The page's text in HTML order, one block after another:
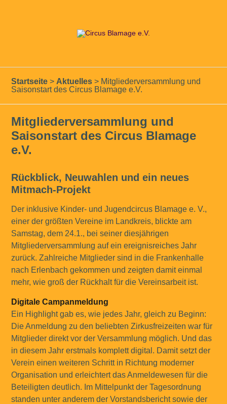
Startseite > Aktuelles > Mitgliederversammlung und
Saisonstart des Circus Blamage e.V.
Mitgliederversammlung und
Saisonstart des Circus Blamage
e.V.
Rückblick, Neuwahlen und ein neues
Mitmach-Projekt
Der inklusive Kinder- und Jugendcircus Blamage e. V.,
einer der größten Vereine im Landkreis, blickte am
Samstag, dem 24.1., bei seiner diesjährigen
Mitgliederversammlung auf ein ereignisreiches Jahr
zurück. Zahlreiche Mitglieder sind in die Frankenhalle
nach Erlenbach gekommen und zeigten damit einmal
mehr, wie groß der Rückhalt für die Vereinsarbeit ist.
Digitale Campanmeldung
Ein Highlight gab es, wie jedes Jahr, gleich zu Beginn:
Die Anmeldung zu den beliebten Zirkusfreizeiten war für
Mitglieder direkt vor der Versammlung möglich. Und das
in diesem Jahr erstmals komplett digital. Damit setzt der
Verein einen weiteren Schritt in Richtung moderner
Organisation und erleichtert das Anmeldewesen für die
Beteiligten deutlich. Im Mittelpunkt der Tagesordnung
standen unter anderem der Vorstandsbericht sowie der